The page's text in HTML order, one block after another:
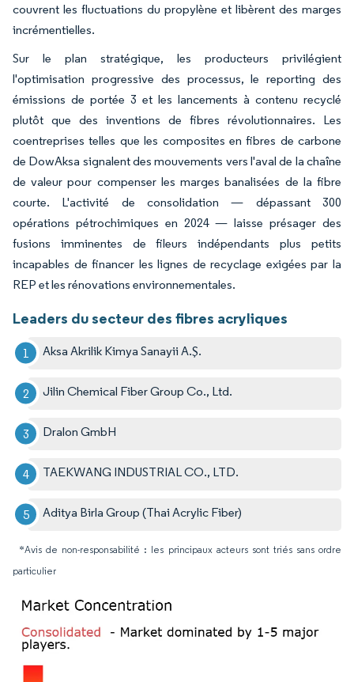
couvrent les fluctuations du propylène et libèrent des marges
incrémentielles.
Sur le plan stratégique, les producteurs privilégient
l'optimisation progressive des processus, le reporting des
émissions de portée 3 et les lancements à contenu recyclé
plutôt que des inventions de fibres révolutionnaires. Les
coentreprises telles que les composites en fibres de carbone
de DowAksa signalent des mouvements vers l'aval de la chaîne
de valeur pour compenser les marges banalisées de la fibre
courte. L'activité de consolidation — dépassant 300
opérations pétrochimiques en 2024 — laisse présager des
fusions imminentes de fileurs indépendants plus petits
incapables de financer les lignes de recyclage exigées par la
REP et les rénovations environnementales.
Leaders du secteur des fibres acryliques
Aksa Akrilik Kimya Sanayii A.Ş.
Jilin Chemical Fiber Group Co., Ltd.
Dralon GmbH
TAEKWANG INDUSTRIAL CO., LTD.
Aditya Birla Group (Thai Acrylic Fiber)
*Avis de non-responsabilité : les principaux acteurs sont triés sans ordre
particulier